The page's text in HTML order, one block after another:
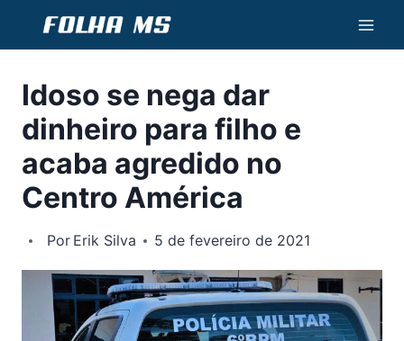
Conteúdo
Idoso se nega dar
dinheiro para filho e
acaba agredido no
Centro América
Por Erik Silva 5 de fevereiro de 2021